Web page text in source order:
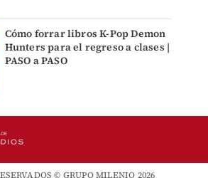
Cómo forrar libros K-Pop Demon
Hunters para el regreso a clases |
PASO a PASO
© GRUPO MILENIO 2026